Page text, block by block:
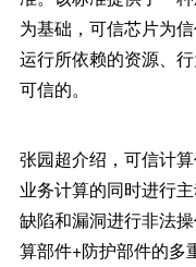
为基础，可信芯片为
运行所依赖的资源、
可信的。
张园超介绍，可信计
业务计算的同时进行
缺陷和漏洞进行非法
算部件+防护部件的多